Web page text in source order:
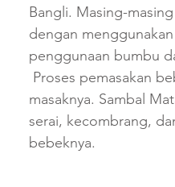
Bangli. Masing-
dengan
penggunaan bumbu
Proses pemasakan
masaknya. Sambal
serai, kecombrang,
bebeknya.